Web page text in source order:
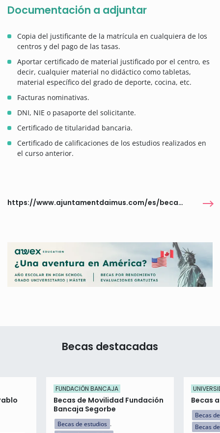
Documentación a adjuntar
Copia del justificante de la matrícula en cualquiera de los
centros y del pago de las tasas.
Aportar certificado de material justificado por el centro, es
decir, cualquier material no didáctico como tabletas,
material específico del grado de deporte, cocina, etc.
Facturas nominativas.
DNI, NIE o pasaporte del solicitante.
Certificado de titularidad bancaria.
Certificado de calificaciones de los estudios realizados en
el curso anterior.
https://www.ajuntamentdaimus.com/es/becas-de-estudios-2025-2026/
Becas destacadas
FUNDACIÓN BANCAJA
Becas de Movilidad Fundación
Bancaja Segorbe
Becas de estudios
Becas
Becas
Becas